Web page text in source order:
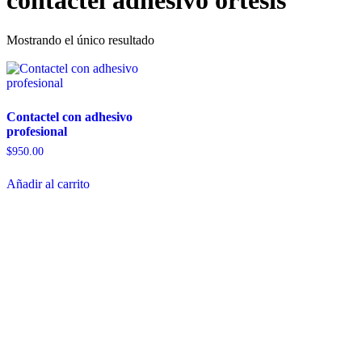
Mostrando el único resultado
Contactel con adhesivo
profesional
$950.00
Añadir al carrito